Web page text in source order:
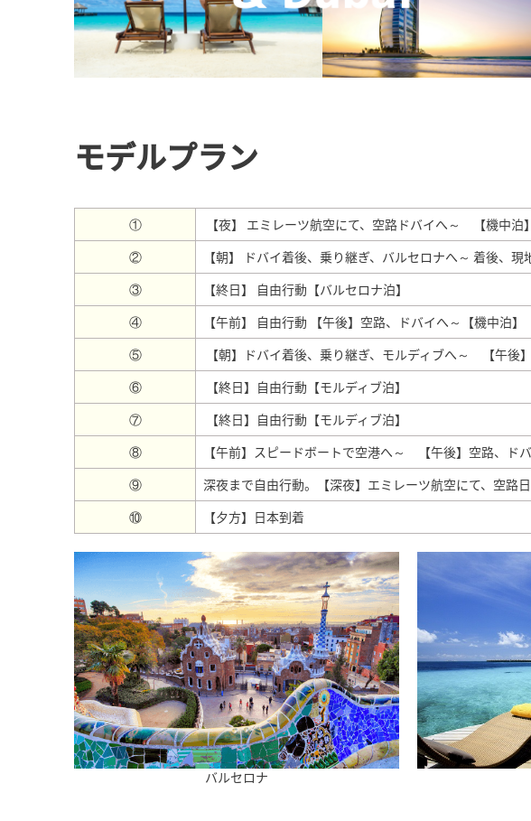
モデルプラン
①
【夜】 エミレーツ航空にて、空路ドバイへ～ 【機中泊】
②
【朝】 ドバイ着後、乗り継ぎ、バルセロナへ～ 着後、
③
【終日】 自由行動【バルセロナ泊】
④
【午前】 自由行動 【午後】空路、ドバイへ～【機中泊】
⑤
【朝】ドバイ着後、乗り継ぎ、モルディブへ～ 【午後
⑥
【終日】自由行動【モルディブ泊】
⑦
【終日】自由行動【モルディブ泊】
⑧
【午前】スピードボートで空港へ～ 【午後】空路、ド
⑨
深夜まで自由行動。【深夜】エミレーツ航空にて、空路日
⑩
【夕方】日本到着
バルセロナ